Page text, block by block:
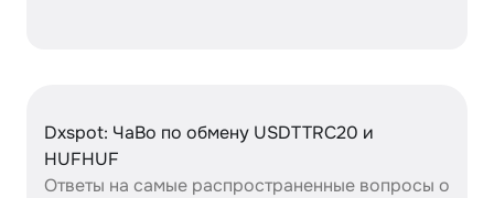
Dxspot: ЧаВо по обмену USDTTRC20 и
HUFHUF
Ответы на самые распространенные вопросы о